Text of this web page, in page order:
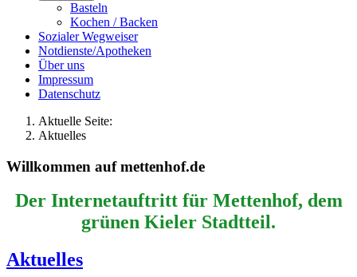
Basteln
Kochen / Backen
Sozialer Wegweiser
Notdienste/Apotheken
Über uns
Impressum
Datenschutz
Aktuelle Seite:
Aktuelles
Willkommen auf mettenhof.de
Der Internetauftritt für Mettenhof, dem
grünen Kieler Stadtteil.
Aktuelles